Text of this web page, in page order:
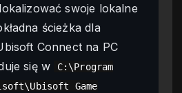
swoje lokalne
ścieżka dla
Connect na PC
się w
C:\Program
Game